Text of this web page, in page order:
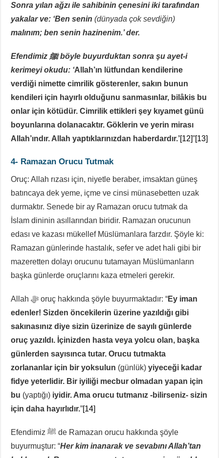
Sonra yılan ağzı ile sahibinin çenesini iki tarafından
yakalar ve: ‘Ben senin(dünyada çok sevdiğin)
malınım; ben senin hazinenim.’ der.
Efendimiz ﷺ böyle buyurduktan sonra şu ayet-i
kerimeyi okudu: ‘Allah’ın lütfundan kendilerine
verdiği nimette cimrilik gösterenler, sakın bunun
kendileri için hayırlı olduğunu sanmasınlar, bilâkis bu
onlar için kötüdür. Cimrilik ettikleri şey kıyamet günü
boyunlarına dolanacaktır. Göklerin ve yerin mirası
Allah’ındır. Allah yaptıklarınızdan haberdardır.’[12]”[13]
4- Ramazan Orucu Tutmak
Oruç: Allah rızası için, niyetle beraber, imsaktan güneş
batıncaya dek yeme, içme ve cinsi münasebetten uzak
durmaktır. Senede bir ay Ramazan orucu tutmak da
İslam dininin asıllarından biridir. Ramazan orucunun
edası ve kazası mükellef Müslümanlara farzdır. Şöyle ki:
Ramazan günlerinde hastalık, sefer ve adet hali gibi bir
mazeretten dolayı orucunu tutamayan Müslümanların
başka günlerde oruçlarını kaza etmeleri gerekir.
Allah ﷻ oruç hakkında şöyle buyurmaktadır: “Ey iman
edenler! Sizden öncekilerin üzerine yazıldığı gibi
sakınasınız diye sizin üzerinize de sayılı günlerde
oruç yazıldı. İçinizden hasta veya yolcu olan, başka
günlerden sayısınca tutar. Orucu tutmakta
zorlananlar için bir yoksulun (günlük) yiyeceği kadar
fidye yeterlidir. Bir iyiliği mecbur olmadan yapan için
bu (yaptığı) iyidir. Ama orucu tutmanız -bilirseniz- sizin
için daha hayırlıdır.”[14]
Efendimiz ﷺ de Ramazan orucu hakkında şöyle
buyurmuştur: “Her kim inanarak ve sevabını Allah’tan